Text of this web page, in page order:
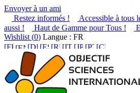
Envoyer à un ami
Restez informés !
Accessible à tous
aussi !
Haut de Gamme pour Tous !
Wishlist (0) Langue : FR